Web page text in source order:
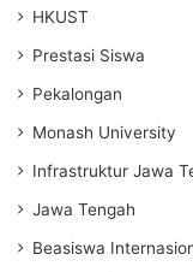
HKUST
Prestasi Siswa
Pekalongan
Monash University
Infrastruktur Jawa
Jawa Tengah
Beasiswa